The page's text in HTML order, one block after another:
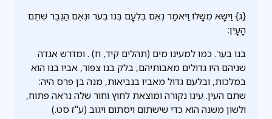
{ג} וַיִּשָּׂא מְשָׁלוֹ וַיֹּאמַר נְאֻם בִּלְעָם בְּנוֹ בְעֹר וּנְאֻם הַגֶּבֶר שְׁתֻם
הָעָיִן:
בנו בער. כמו למעינו מים (תהלים קיד, ח) . ומדרש אגדה
שניהם היו גדולים מאבותיהם, בלק בנו צפור, אביו בנו הוא
במלכות, ובלעם גדול מאביו בנביאות, מנה בן פרס היה:
שתם העין. עינו נקורה ומוצאת לחוץ וחור שלה נראה פתוח,
ולשון משנה הוא כדי שישתום ויסתום ויגוב (ע''ז סט.)